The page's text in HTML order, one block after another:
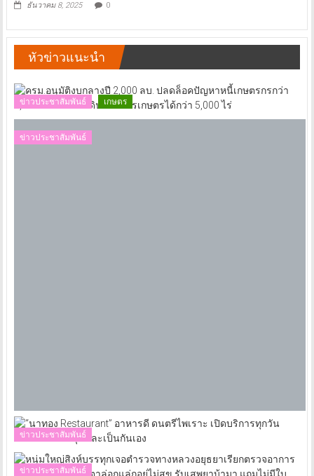
ธันวาคม 8, 2025 0
หัวข่าวแนะนำ
ข่าวประชาสัมพันธ์ เกษตร
ข่าวประชาสัมพันธ์
ข่าวประชาสัมพันธ์
ข่าวประชาสัมพันธ์